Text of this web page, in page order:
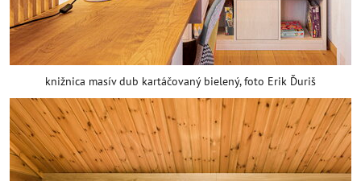
knižnica masív dub kartáčovaný bielený, foto Erik Ďuriš